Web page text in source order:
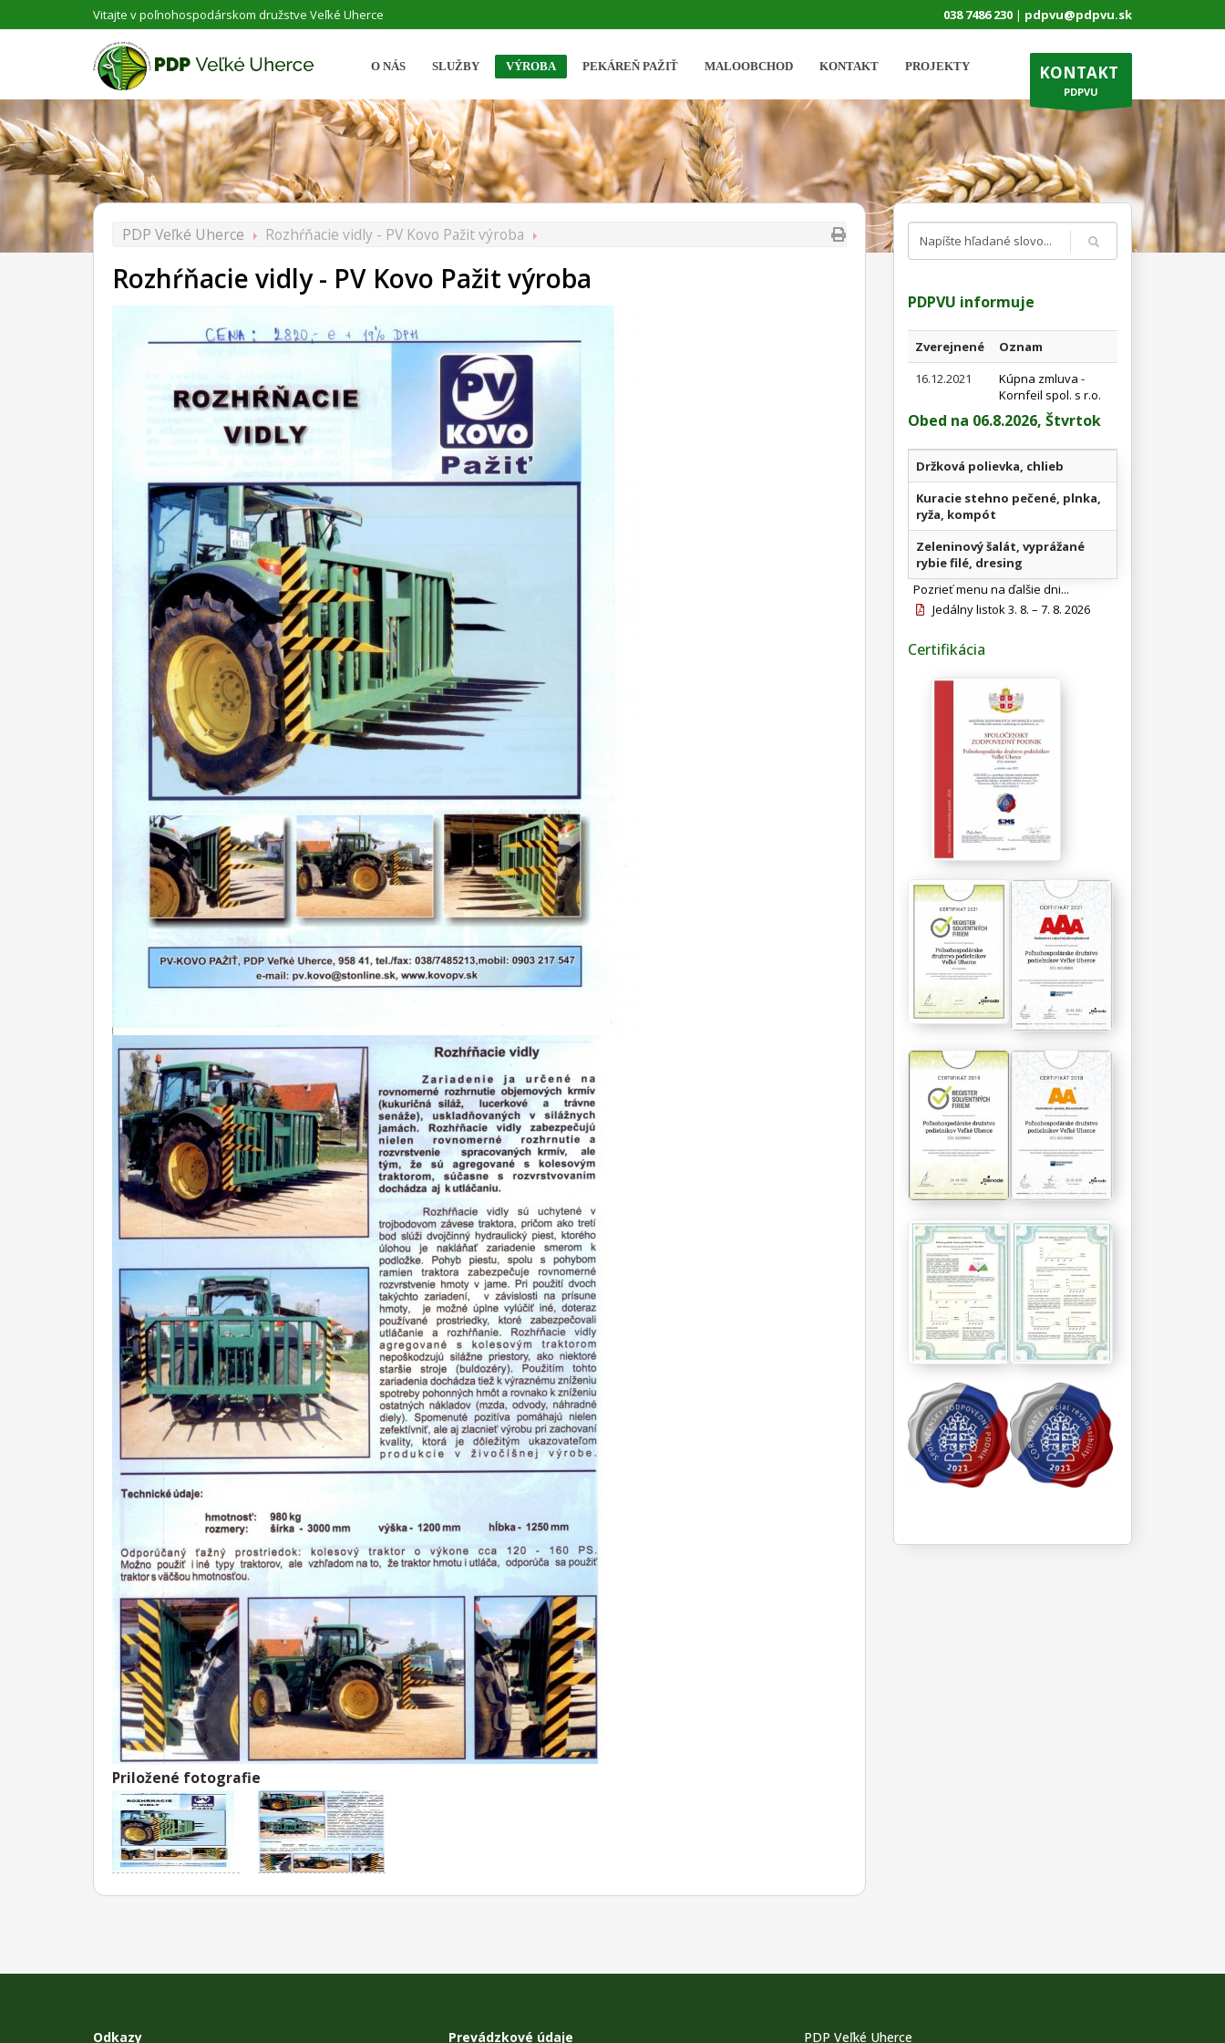
Vitajte v poľnohospodárskom družstve Veľké Uherce pdpvu@pdpvu.sk
038 7486 230 |
O NÁS SLUŽBY VÝROBA PEKÁREŇ PAŽIŤ MALOOBCHOD KONTAKT PROJEKTY KONTAKT
PDPVU
PDP Veľké Uherce Rozhŕňacie vidly - PV Kovo Pažit výroba
Rozhŕňacie vidly - PV Kovo Pažit výroba
Priložené fotografie
PDPVU informuje
Zverejnené
Oznam
16.12.2021
Kúpna zmluva -
Kornfeil spol. s r.o.
Obed na 06.8.2026, Štvrtok
Držková polievka, chlieb
Kuracie stehno pečené, plnka,
ryža, kompót
Zeleninový šalát, vyprážané
rybie filé, dresing
Pozrieť menu na ďalšie dni...
Jedálny listok 3. 8. – 7. 8. 2026
Certifikácia
Odkazy Prevádzkové údaje PDP Veľké Uherce